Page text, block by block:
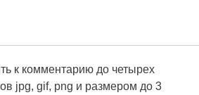
к комментарию до четырех
jpg, gif, png и размером до 3